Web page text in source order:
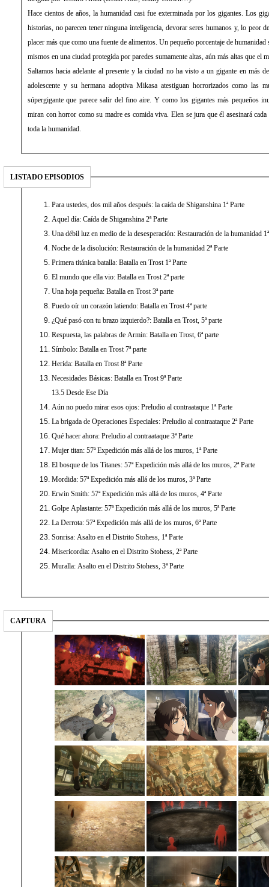
Hace cientos de años, la humanidad casi fue exterminada por los gigantes. Los
historias, no parecen tener ninguna inteligencia, devorar seres humanos y, lo peor
placer más que como una fuente de alimentos. Un pequeño porcentaje de
mismos en una ciudad protegida por paredes sumamente altas, aún más altas que el
Saltamos hacia adelante al presente y la ciudad no ha visto a un gigante en más
adolescente y su hermana adoptiva Mikasa atestiguan horrorizados como las
súpergigante que parece salir del fino aire. Y como los gigantes más pequeños
miran con horror como su madre es comida viva. Elen se jura que él asesinará
toda la humanidad.
LISTADO EPISODIOS
Para ustedes, dos mil años después: la caída de Shiganshina 1ª Parte
Aquel día: Caída de Shiganshina 2ª Parte
Una débil luz en medio de la desesperación: Restauración de la humanidad
Noche de la disolución: Restauración de la humanidad 2ª Parte
Primera titánica batalla: Batalla en Trost 1ª Parte
El mundo que ella vio: Batalla en Trost 2ª parte
Una hoja pequeña: Batalla en Trost 3ª parte
Puedo oír un corazón latiendo: Batalla en Trost 4ª parte
¿Qué pasó con tu brazo izquierdo?: Batalla en Trost, 5ª parte
Respuesta, las palabras de Armin: Batalla en Trost, 6ª parte
Símbolo: Batalla en Trost 7ª parte
Herida: Batalla en Trost 8ª Parte
Necesidades Básicas: Batalla en Trost 9ª Parte
13.5 Desde Ese Día
Aún no puedo mirar esos ojos: Preludio al contraataque 1ª Parte
La brigada de Operaciones Especiales: Preludio al contraataque 2ª Parte
Qué hacer ahora: Preludio al contraataque 3ª Parte
Mujer titan: 57ª Expedición más allá de los muros, 1ª Parte
El bosque de los Titanes: 57ª Expedición más allá de los muros, 2ª Parte
Mordida: 57ª Expedición más allá de los muros, 3ª Parte
Erwin Smith: 57ª Expedición más allá de los muros, 4ª Parte
Golpe Aplastante: 57ª Expedición más allá de los muros, 5ª Parte
La Derrota: 57ª Expedición más allá de los muros, 6ª Parte
Sonrisa: Asalto en el Distrito Stohess, 1ª Parte
Misericordia: Asalto en el Distrito Stohess, 2ª Parte
Muralla: Asalto en el Distrito Stohess, 3ª Parte
CAPTURA